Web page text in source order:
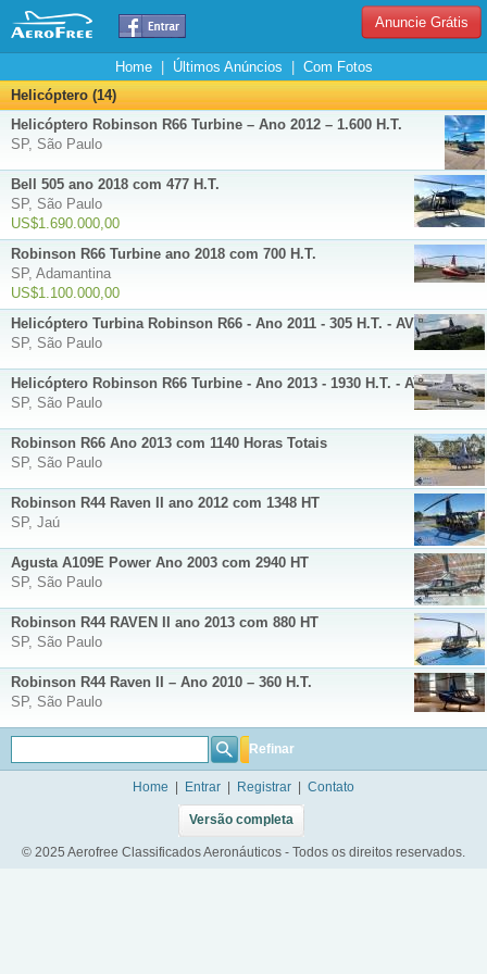
Anuncie Grátis
Home| Últimos Anúncios
Com Fotos
Helicóptero (14)
Helicóptero Robinson R66 Turbine – Ano 2012 – 1.600 H.T.
SP, São Paulo
Bell 505 ano 2018 com 477 H.T.
SP, São Paulo
US$1.690.000,00
Robinson R66 Turbine ano 2018 com 700 H.T.
SP, Adamantina
US$1.100.000,00
Helicóptero Turbina Robinson R66 - Ano 2011 - 305 H.T. - AV6575
SP, São Paulo
Helicóptero Robinson R66 Turbine - Ano 2013 - 1930 H.T. - AV6637
SP, São Paulo
Robinson R66 Ano 2013 com 1140 Horas Totais
SP, São Paulo
Robinson R44 Raven II ano 2012 com 1348 HT
SP, Jaú
Agusta A109E Power Ano 2003 com 2940 HT
SP, São Paulo
Robinson R44 RAVEN II ano 2013 com 880 HT
SP, São Paulo
Robinson R44 Raven II – Ano 2010 – 360 H.T.
SP, São Paulo
Refinar
Home Entrar Registrar Contato
Versão completa
© 2025 Aerofree Classificados Aeronáuticos - Todos os direitos reservados.